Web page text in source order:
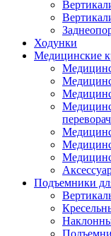
Ходунки
Медицинские
Подъемники